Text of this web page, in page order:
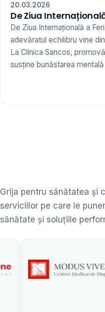
20.03.2026
De Ziua
De Ziua Internațională a
adevăratul echilibru vine
La Clinica Sancos,
susține bunăstarea
Grija pentru sănătatea și
serviciilor pe care le
sănătate și soluțiile